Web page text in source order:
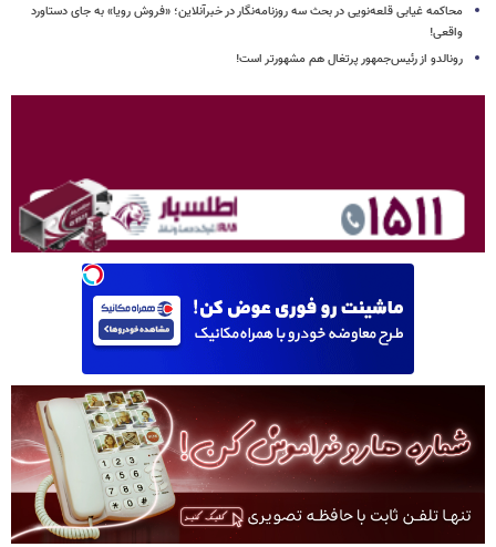
محاکمه غیابی قلعه‌نویی در بحث سه روزنامه‌نگار در خبرآنلاین؛ «فروش رویا» به جای دستاورد
واقعی!
رونالدو از رئیس‌جمهور پرتغال هم مشهورتر است!